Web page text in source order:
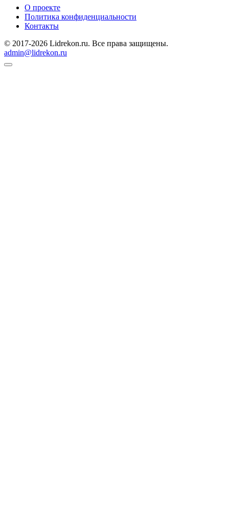
О проекте
Политика конфиденциальности
Контакты
© 2017-2026 Lidrekon.ru. Все права защищены.
admin@lidrekon.ru